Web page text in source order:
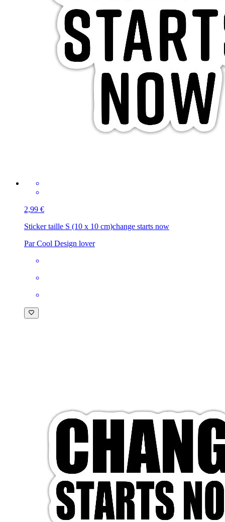
2,99 €
Sticker taille S (10 x 10 cm)change starts now
Par Cool Design lover